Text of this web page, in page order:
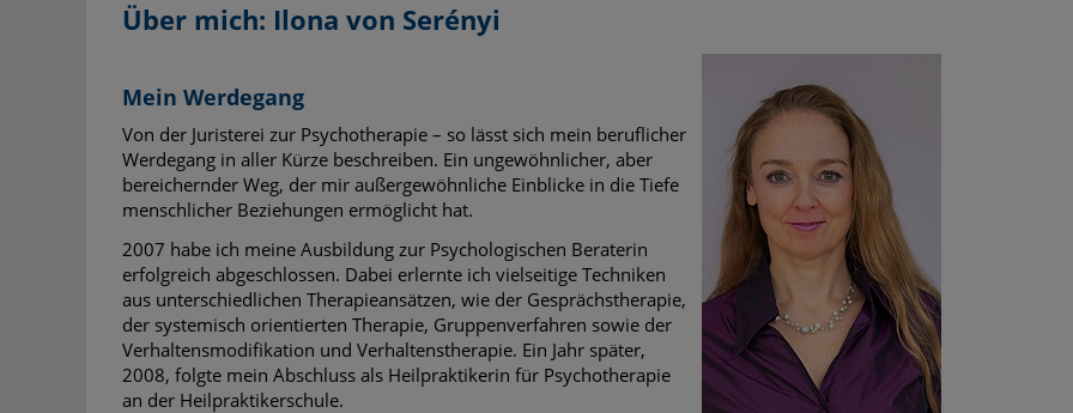
Über mich: Ilona von Serényi
Mein Werdegang
Von der Juristerei zur Psychotherapie – so lässt sich mein beruflicher
Werdegang in aller Kürze beschreiben. Ein ungewöhnlicher, aber
bereichernder Weg, der mir außergewöhnliche Einblicke in die Tiefe
menschlicher Beziehungen ermöglicht hat.
2007 habe ich meine Ausbildung zur Psychologischen Beraterin
erfolgreich abgeschlossen. Dabei erlernte ich vielseitige Techniken
aus unterschiedlichen Therapieansätzen, wie der Gesprächstherapie,
der systemisch orientierten Therapie, Gruppenverfahren sowie der
Verhaltensmodifikation und Verhaltenstherapie. Ein Jahr später,
2008, folgte mein Abschluss als Heilpraktikerin für Psychotherapie
an der Heilpraktikerschule.